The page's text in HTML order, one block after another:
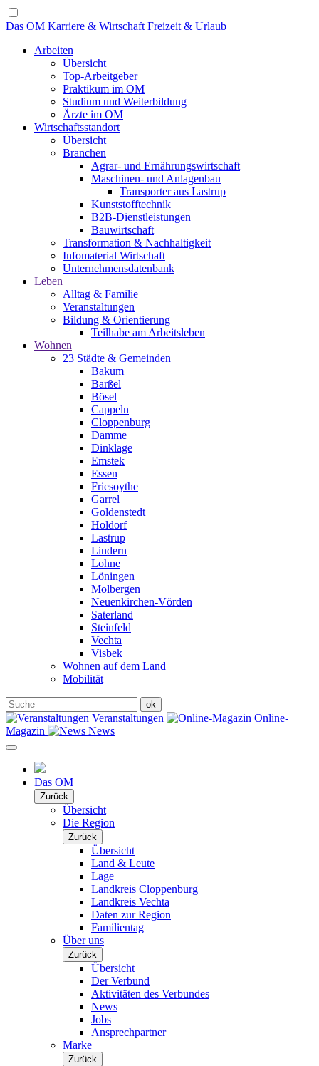
Das OM Karriere & Wirtschaft Freizeit & Urlaub
Arbeiten
Übersicht
Top-Arbeitgeber
Praktikum im OM
Studium und Weiterbildung
Ärzte im OM
Wirtschaftsstandort
Übersicht
Branchen
Agrar- und Ernährungswirtschaft
Maschinen- und Anlagenbau
Transporter aus Lastrup
Kunststofftechnik
B2B-Dienstleistungen
Bauwirtschaft
Transformation & Nachhaltigkeit
Infomaterial Wirtschaft
Unternehmensdatenbank
Leben
Alltag & Familie
Veranstaltungen
Bildung & Orientierung
Teilhabe am Arbeitsleben
Wohnen
23 Städte & Gemeinden
Bakum
Barßel
Bösel
Cappeln
Cloppenburg
Damme
Dinklage
Emstek
Essen
Friesoythe
Garrel
Goldenstedt
Holdorf
Lastrup
Lindern
Lohne
Löningen
Molbergen
Neuenkirchen-Vörden
Saterland
Steinfeld
Vechta
Visbek
Wohnen auf dem Land
Mobilität
Veranstaltungen
Online-
Magazin
News
Das OM
Zurück
Übersicht
Die Region
Zurück
Übersicht
Land & Leute
Lage
Landkreis Cloppenburg
Landkreis Vechta
Daten zur Region
Familientag
Über uns
Zurück
Übersicht
Der Verbund
Aktivitäten des Verbundes
News
Jobs
Ansprechpartner
Marke
Zurück